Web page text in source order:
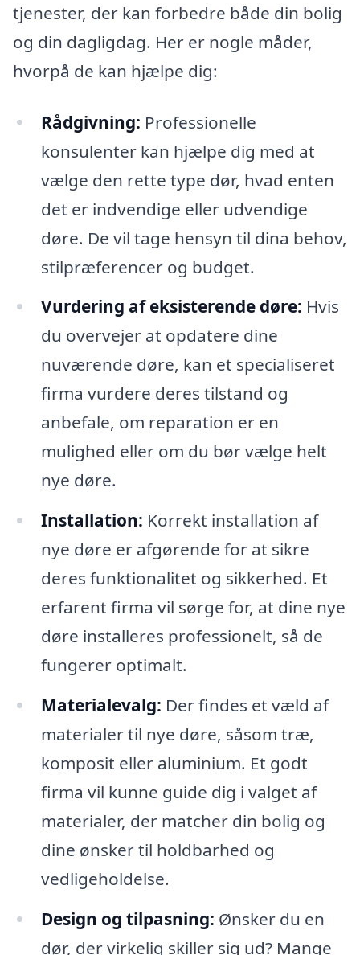
tjenester, der kan forbedre både din bolig
og din dagligdag. Her er nogle måder,
hvorpå de kan hjælpe dig:
Rådgivning: Professionelle
konsulenter kan hjælpe dig med at
vælge den rette type dør, hvad enten
det er indvendige eller udvendige
døre. De vil tage hensyn til dina behov,
stilpræferencer og budget.
Vurdering af eksisterende døre: Hvis
du overvejer at opdatere dine
nuværende døre, kan et specialiseret
firma vurdere deres tilstand og
anbefale, om reparation er en
mulighed eller om du bør vælge helt
nye døre.
Installation: Korrekt installation af
nye døre er afgørende for at sikre
deres funktionalitet og sikkerhed. Et
erfarent firma vil sørge for, at dine nye
døre installeres professionelt, så de
fungerer optimalt.
Materialevalg: Der findes et væld af
materialer til nye døre, såsom træ,
komposit eller aluminium. Et godt
firma vil kunne guide dig i valget af
materialer, der matcher din bolig og
dine ønsker til holdbarhed og
vedligeholdelse.
Design og tilpasning: Ønsker du en
dør, der virkelig skiller sig ud? Mange